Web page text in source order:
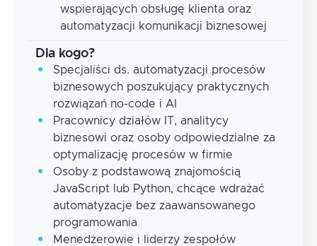
wspierających obsługę klienta oraz
automatyzacji komunikacji biznesowej
Dla kogo?
Specjaliści ds. automatyzacji procesów
biznesowych poszukujący praktycznych
rozwiązań no-code i AI
Pracownicy działów IT, analitycy
biznesowi oraz osoby odpowiedzialne za
optymalizację procesów w firmie
Osoby z podstawową znajomością
JavaScript lub Python, chcące wdrażać
automatyzacje bez zaawansowanego
programowania
Menedżerowie i liderzy zespołów